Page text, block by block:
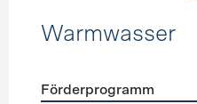
Warmwasser
Förderprogramm